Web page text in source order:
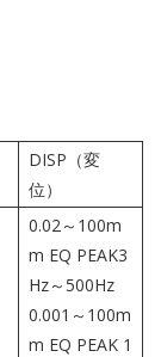
DISP（変
位）
0.02～100m
m EQ PEAK3
Hz～500Hz
0.001～100m
m EQ PEAK 1